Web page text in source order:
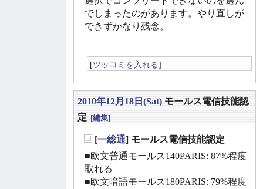
でしまったのがあります。やり直しが
できずかなり残念。
[ツッコミを入れる]
2010年12月18日(Sat) モールス電信技能認
定 [編集]
[一総通] モールス電信技能認定
■欧文普通モールス140PARIS: 87%程度
取れる
■欧文暗語モールス180PARIS: 79%程度